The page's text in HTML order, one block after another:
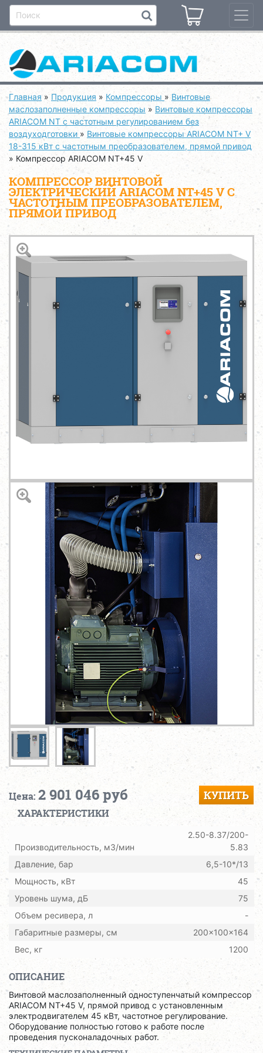
Главная » Продукция » Компрессоры » Винтовые
маслозаполненные компрессоры » Винтовые компрессоры
ARIACOM NT с частотным регулированием без
воздуходготовки » Винтовые компрессоры ARIACOM NT+ V
18-315 кВт с частотным преобразователем, прямой привод
» Компрессор ARIACOM NT+45 V
КОМПРЕССОР ВИНТОВОЙ
ЭЛЕКТРИЧЕСКИЙ ARIACOM NT+45 V С
ЧАСТОТНЫМ ПРЕОБРАЗОВАТЕЛЕМ,
ПРЯМОЙ ПРИВОД
Цена: 2 901 046 руб КУПИТЬ
ХАРАКТЕРИСТИКИ
Производительность, м3/мин
2.50-8.37/200-
5.83
Давление, бар
6,5-10*/13
Мощность, кВт
45
Уровень шума, дБ
75
Объем ресивера, л
-
Габаритные размеры, см
200x100x164
Вес, кг
1200
ОПИСАНИЕ
Винтовой маслозаполненный одноступенчатый компрессор
ARIACOM NT+45 V, прямой привод с установленным
электродвигателем 45 кВт, частотное регулирование.
Оборудование полностью готово к работе после
проведения пусконаладочных работ.